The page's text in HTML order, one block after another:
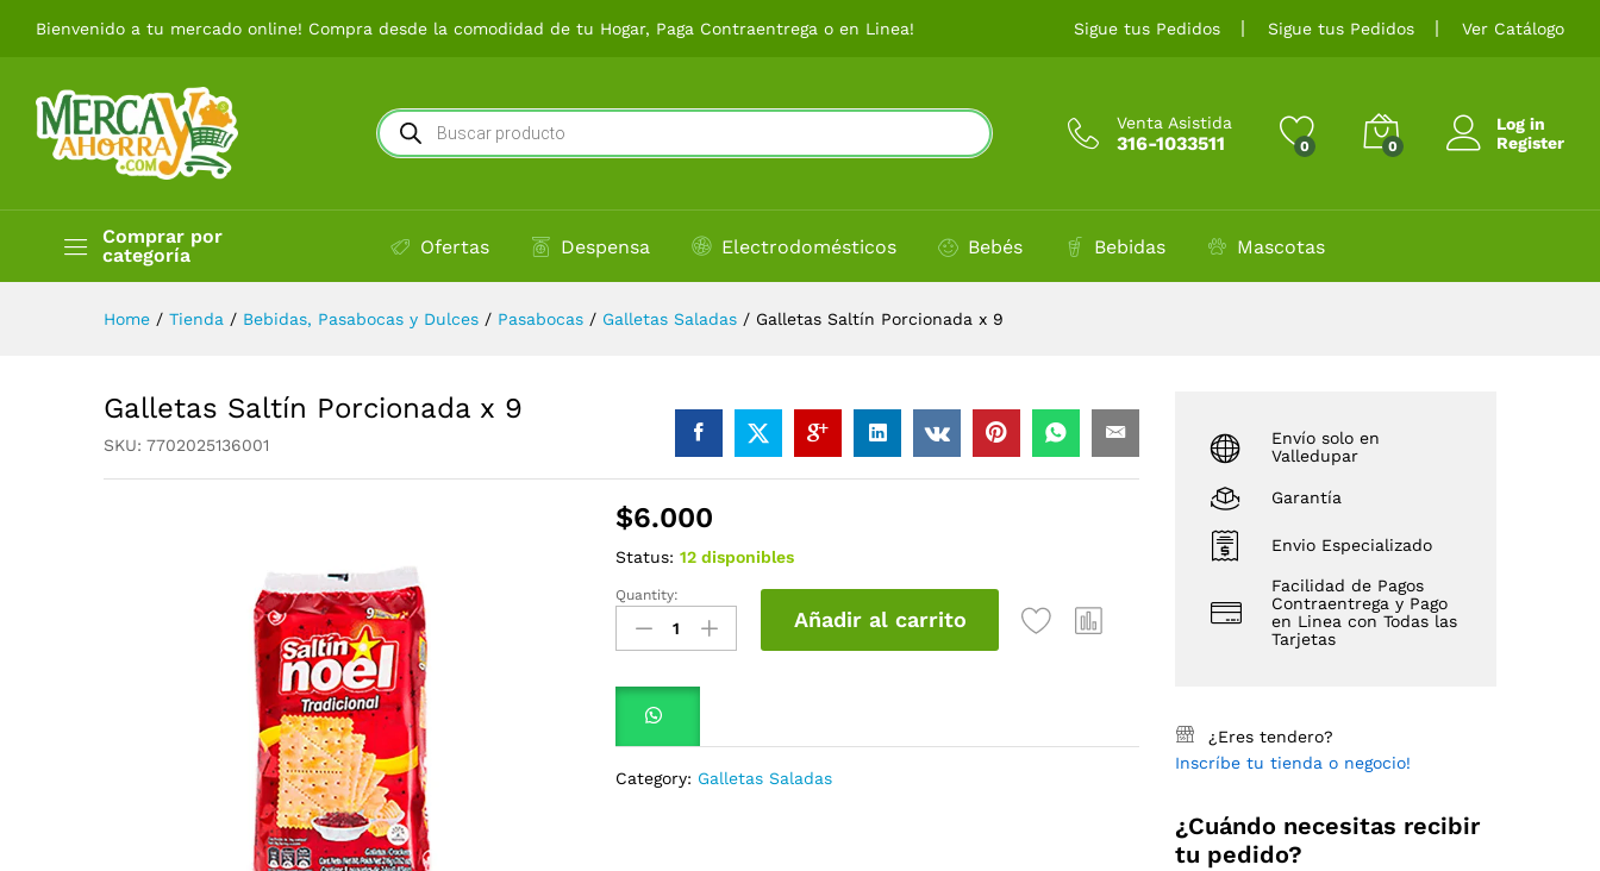
Bienvenido a tu mercado online! Compra desde la comodidad de tu Hogar, Paga Contraentrega o en Linea! Sigue tus Pedidos Sigue tus Pedidos Ver Catálogo
Búsqueda
de
productos
Venta Asistida
316-1033511 0 0
Log in
Register
Comprar por
categoría
Ofertas Despensa Electrodomésticos Bebés Bebidas Mascotas
Home / Tienda / Bebidas, Pasabocas y Dulces / Pasabocas / Galletas Saladas / Galletas Saltín Porcionada x 9
Galletas Saltín Porcionada x 9
SKU: 7702025136001
$6.000
Status: 12 disponibles
Galletas
Saltín
Porcionada
Quantity:
Añadir al carrito
Category: Galletas Saladas
Envío solo en
Valledupar
Garantía
Envio Especializado
Facilidad de Pagos
Contraentrega y Pago
en Linea con Todas las
Tarjetas
¿Eres tendero?
Inscríbe tu tienda o negocio!
¿Cuándo necesitas recibir
tu pedido?
Galletas Saltín Porcionada x 9 $6.000 Añadir al carrito